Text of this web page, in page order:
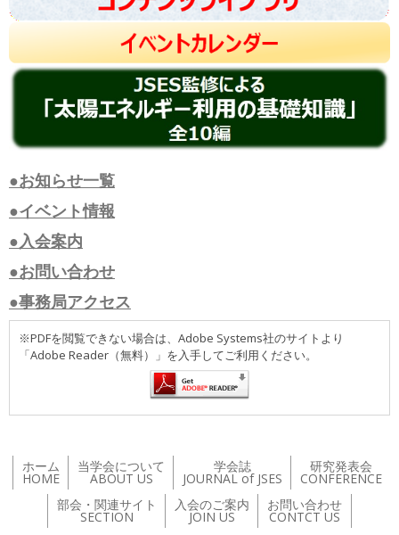
●お知らせ一覧
●イベント情報
●入会案内
●お問い合わせ
●事務局アクセス
※PDFを閲覧できない場合は、Adobe Systems社のサイトより
「Adobe Reader（無料）」を入手してご利用ください。
ホーム
HOME
当学会について
ABOUT US
学会誌
JOURNAL of JSES
研究発表会
CONFERENCE
部会・関連サイト
SECTION
入会のご案内
JOIN US
お問い合わせ
CONTCT US